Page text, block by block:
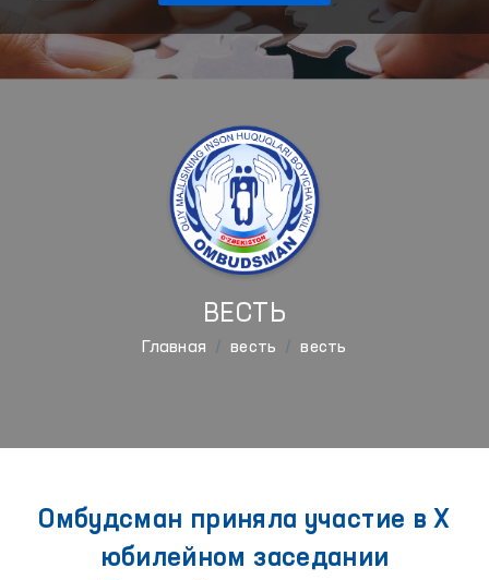
ВЕСТЬ
Главная весть весть
Омбудсман приняла участие в X
юбилейном заседании